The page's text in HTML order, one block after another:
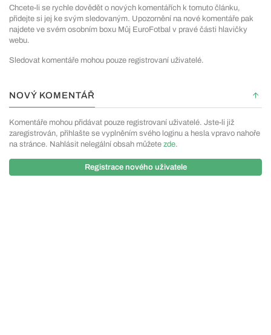
Chcete-li se rychle dovědět o nových komentářích k tomuto článku,
přidejte si jej ke svým sledovaným. Upozornění na nové komentáře pak
najdete ve svém osobním boxu Můj EuroFotbal v pravé části hlavičky
webu.
Sledovat komentáře mohou pouze registrovaní uživatelé.
NOVÝ KOMENTÁŘ
Komentáře mohou přidávat pouze registrovaní uživatelé. Jste-li již
zaregistrován, přihlašte se vyplněním svého loginu a hesla vpravo nahoře
na stránce. Nahlásit nelegální obsah můžete zde.
Registrace nového uživatele